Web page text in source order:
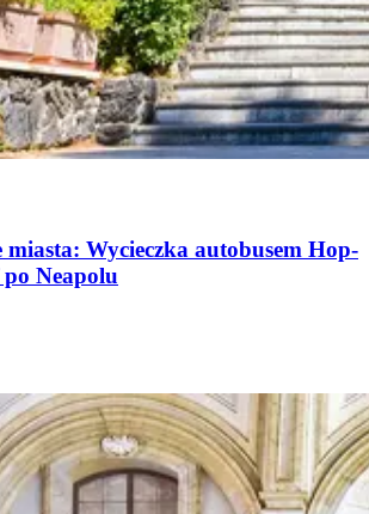
miasta: Wycieczka autobusem Hop-
Neapolu